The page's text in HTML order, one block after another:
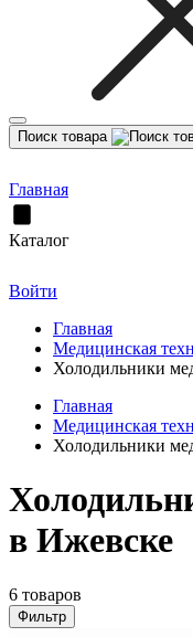
Поиск товара
Главная
Каталог
Войти
Главная
Медицинская
Холодильники
Главная
Медицинская
Холодильники
в Ижевске
6 товаров
Фильтр